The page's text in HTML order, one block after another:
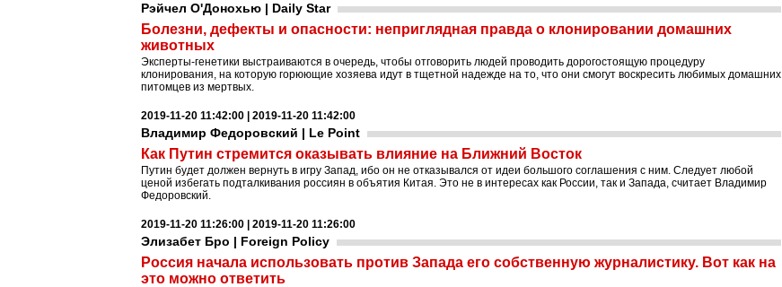
Рэйчел О'Донохью | Daily Star
Болезни, дефекты и опасности: неприглядная правда о клонировании домашних
животных
Эксперты-генетики выстраиваются в очередь, чтобы отговорить людей проводить дорогостоящую процедуру
клонирования, на которую горюющие хозяева идут в тщетной надежде на то, что они смогут воскресить любимых домашних
питомцев из мертвых.
2019-11-20 11:42:00 | 2019-11-20 11:42:00
Владимир Федоровский | Le Point
Как Путин стремится оказывать влияние на Ближний Восток
Путин будет должен вернуть в игру Запад, ибо он не отказывался от идеи большого соглашения с ним. Следует любой
ценой избегать подталкивания россиян в объятия Китая. Это не в интересах как России, так и Запада, считает Владимир
Федоровский.
2019-11-20 11:26:00 | 2019-11-20 11:26:00
Элизабет Бро | Foreign Policy
Россия начала использовать против Запада его собственную журналистику. Вот как на
это можно ответить